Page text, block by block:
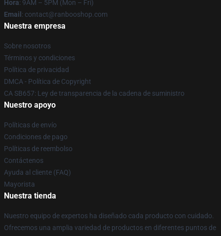
Hora: 9AM – 5PM (Mon – Fri)
Email : contact@ranbooshop.com
Nuestra empresa
Sobre nosotros
Términos y condiciones
Política de privacidad
DMCA - Política de Copyright
CA SB657: Ley de transparencia de la cadena de suministro
Nuestro apoyo
Políticas de envío
Condiciones de pago
Políticas de reembolso
Contáctenos
Ayuda al cliente (FAQ)
Mayorista
Nuestra tienda
Nuestro equipo de expertos ha diseñado cada producto con cuidado.
Ofrecemos una amplia variedad de productos en diferentes puntos de